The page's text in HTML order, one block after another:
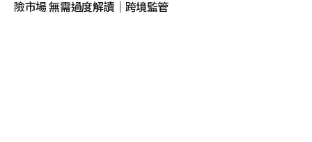
險市場 無需過度解讀｜跨境監管